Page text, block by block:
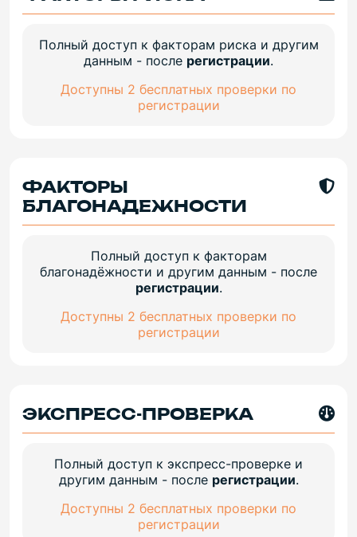
Полный доступ к факторам риска и другим
данным - после регистрации.
Доступны 2 бесплатных проверки по
регистрации
ФАКТОРЫ
БЛАГОНАДЕЖНОСТИ
Полный доступ к факторам
благонадёжности и другим данным - после
регистрации.
Доступны 2 бесплатных проверки по
регистрации
ЭКСПРЕСС-ПРОВЕРКА
Полный доступ к экспресс-проверке и
другим данным - после регистрации.
Доступны 2 бесплатных проверки по
регистрации